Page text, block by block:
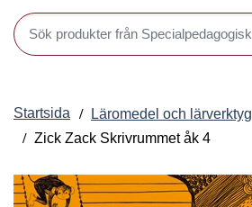
Sök produkter i Webbutiken
Startsida
Läromedel och lärverktyg
Zick Zack Skrivrummet åk 4